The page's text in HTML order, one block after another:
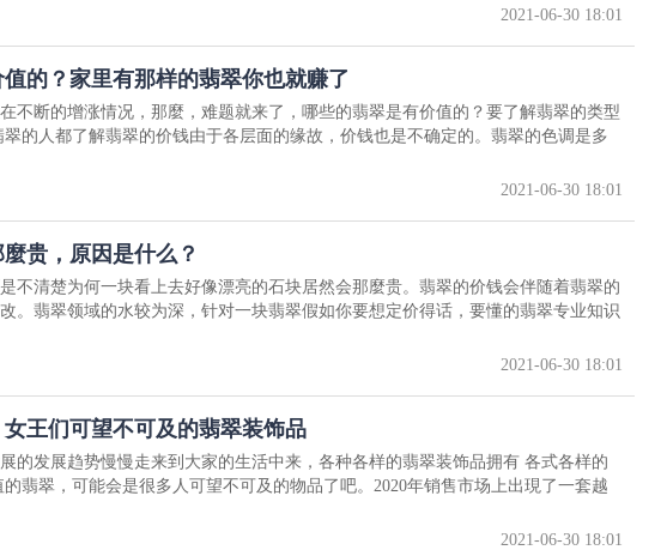
2021-06-30 18:01
的？家里有那样的翡翠你也就赚了
不断的增涨情况，那麼，难题就来了，哪些的翡翠是有价值的？要了解翡翠的类型
的人都了解翡翠的价钱由于各层面的缘故，价钱也是不确定的。翡翠的色调是多
2021-06-30 18:01
贵，原因是什么？
不清楚为何一块看上去好像漂亮的石块居然会那麼贵。翡翠的价钱会伴随着翡翠的
。翡翠领域的水较为深，针对一块翡翠假如你要想定价得话，要懂的翡翠专业知识
2021-06-30 18:01
王们可望不可及的翡翠装饰品
的发展趋势慢慢走来到大家的生活中来，各种各样的翡翠装饰品拥有 各式各样的
翡翠，可能会是很多人可望不可及的物品了吧。2020年销售市场上出現了一套越
2021-06-30 18:01